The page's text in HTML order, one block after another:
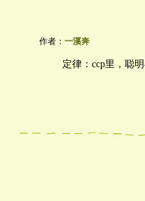
作者： 一溪奔
定律：ccp里，聪